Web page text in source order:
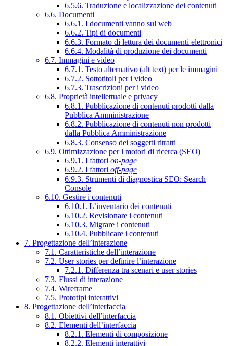
6.5.6. Traduzione e localizzazione dei contenuti
6.6. Documenti
6.6.1. I documenti vanno sul web
6.6.2. Tipi di documenti
6.6.3. Formato di lettura dei documenti elettronici
6.6.4. Modalità di produzione dei documenti
6.7. Immagini e video
6.7.1. Testo alternativo (alt text) per le immagini
6.7.2. Sottotitoli per i video
6.7.3. Trascrizioni per i video
6.8. Proprietà intellettuale e privacy
6.8.1. Pubblicazione di contenuti prodotti dalla
Pubblica Amministrazione
6.8.2. Pubblicazione di contenuti non prodotti
dalla Pubblica Amministrazione
6.8.3. Consenso dei soggetti ritratti
6.9. Ottimizzazione per i motori di ricerca (SEO)
6.9.1. I fattori on-page
6.9.2. I fattori off-page
6.9.3. Strumenti di diagnostica SEO: Search
Console
6.10. Gestire i contenuti
6.10.1. L’inventario dei contenuti
6.10.2. Revisionare i contenuti
6.10.3. Migrare i contenuti
6.10.4. Pubblicare i contenuti
7. Progettazione dell’interazione
7.1. Caratteristiche dell’interazione
7.2. User stories per definire l’interazione
7.2.1. Differenza tra scenari e user stories
7.3. Flussi di interazione
7.4. Wireframe
7.5. Prototipi interattivi
8. Progettazione dell’interfaccia
8.1. Obiettivi dell’interfaccia
8.2. Elementi dell’interfaccia
8.2.1. Elementi di composizione
8.2.2. Elementi interattivi